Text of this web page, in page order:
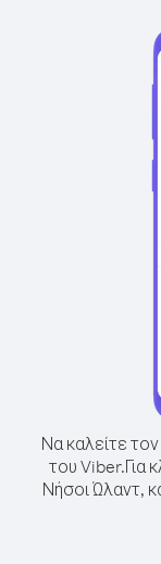
Να καλείτε
του Viber.Για
Νήσοι Ώλαντ,